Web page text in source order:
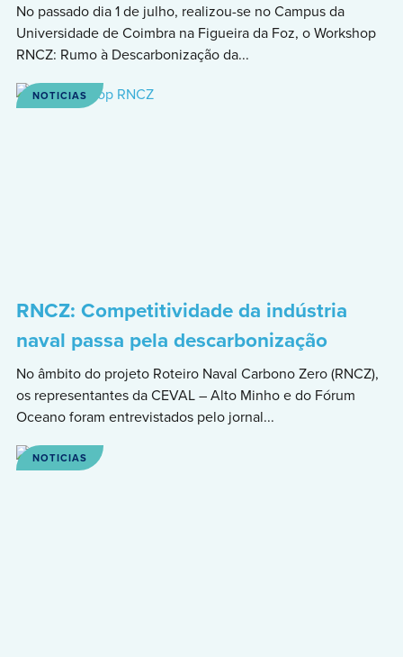
No passado dia 1 de julho, realizou-se no Campus da
Universidade de Coimbra na Figueira da Foz, o Workshop
RNCZ: Rumo à Descarbonização da...
NOTICIAS
RNCZ: Competitividade da indústria
naval passa pela descarbonização
No âmbito do projeto Roteiro Naval Carbono Zero (RNCZ),
os representantes da CEVAL – Alto Minho e do Fórum
Oceano foram entrevistados pelo jornal...
NOTICIAS